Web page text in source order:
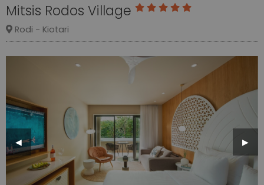
Mitsis Rodos Village
Rodi - Kiotari
Previous
Slide
◀︎ Next
Slide
▶︎